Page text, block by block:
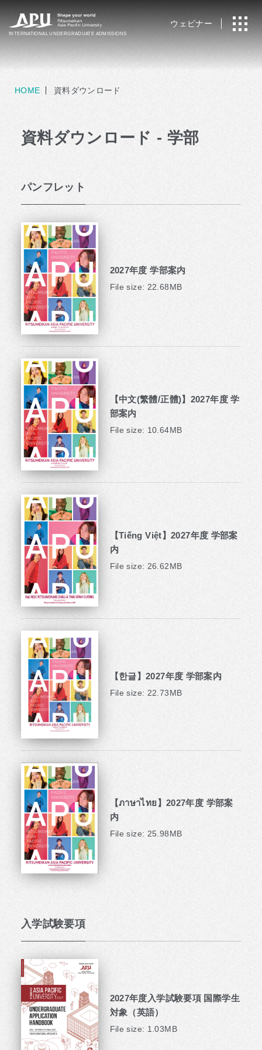
INTERNATIONAL UNDERGRADUATE ADMISSIONS
ウェビナー
HOME 資料ダウンロード
資料ダウンロード - 学部
パンフレット
2027年度 学部案内
File size: 22.68MB
【中文(繁體/正體)】2027年度 学
部案内
File size: 10.64MB
【Tiếng Việt】2027年度 学部案
内
File size: 26.62MB
【한글】2027年度 学部案内
File size: 22.73MB
【ภาษาไทย】2027年度 学部案
内
File size: 25.98MB
入学試験要項
2027年度入学試験要項 国際学生
対象（英語）
File size: 1.03MB